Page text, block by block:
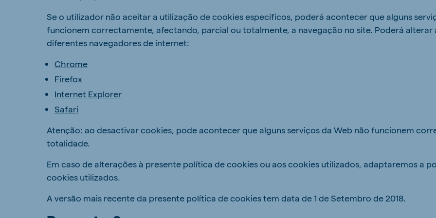
Se o utilizador não aceitar a utilização de cookies específicos, poderá acontecer que alguns
funcionem correctamente, afectando, parcial ou totalmente, a navegação no site. Poderá alterar
diferentes navegadores de internet:
Chrome
Firefox
Internet Explorer
Safari
Atenção: ao desactivar cookies, pode acontecer que alguns serviços da Web não funcionem
totalidade.
Em caso de alterações à presente política de cookies ou aos cookies utilizados, adaptaremos a
cookies utilizados.
A versão mais recente da presente política de cookies tem data de 1 de Setembro de 2018.